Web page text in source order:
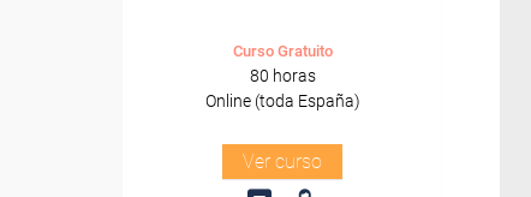
Curso Gratuito
80 horas
Online (toda España)
Ver curso